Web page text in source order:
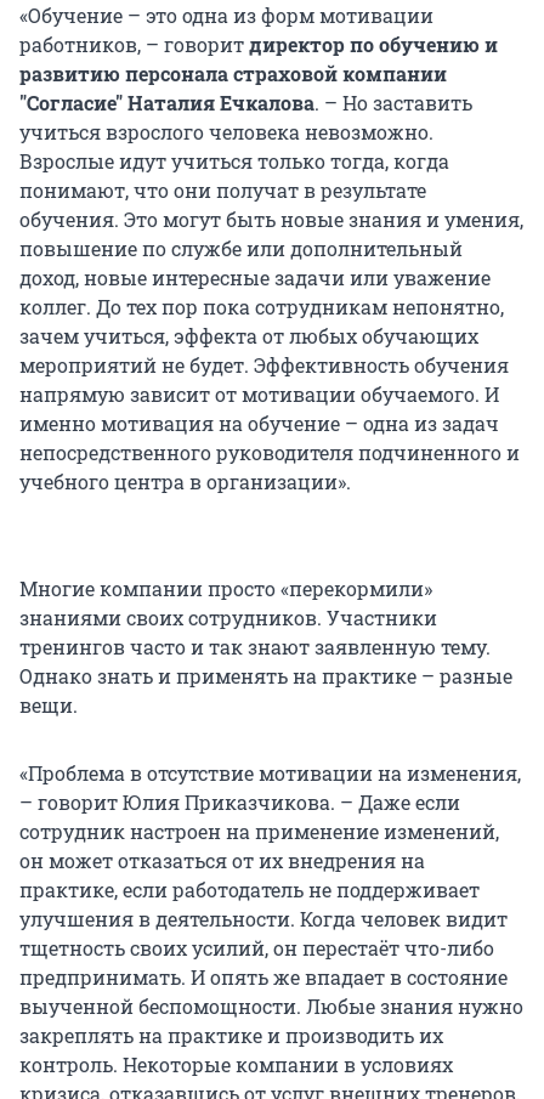
«Обучение – это одна из форм мотивации
работников, – говоритдиректор по обучению и
развитию персонала страховой компании
"Согласие" Наталия Ечкалова. – Но заставить
учиться взрослого человека невозможно.
Взрослые идут учиться только тогда, когда
понимают, что они получат в результате
обучения. Это могут быть новые знания и умения,
повышение по службе или дополнительный
доход, новые интересные задачи или уважение
коллег. До тех пор пока сотрудникам непонятно,
зачем учиться, эффекта от любых обучающих
мероприятий не будет. Эффективность обучения
напрямую зависит от мотивации обучаемого. И
именно мотивация на обучение – одна из задач
непосредственного руководителя подчиненного и
учебного центра в организации».
Многие компании просто «перекормили»
знаниями своих сотрудников. Участники
тренингов часто и так знают заявленную тему.
Однако знать и применять на практике – разные
вещи.
«Проблема в отсутствие мотивации на изменения,
– говорит Юлия Приказчикова. – Даже если
сотрудник настроен на применение изменений,
он может отказаться от их внедрения на
практике, если работодатель не поддерживает
улучшения в деятельности. Когда человек видит
тщетность своих усилий, он перестаёт что-либо
предпринимать. И опять же впадает в состояние
выученной беспомощности. Любые знания нужно
закреплять на практике и производить их
контроль. Некоторые компании в условиях
кризиса, отказавшись от услуг внешних тренеров,